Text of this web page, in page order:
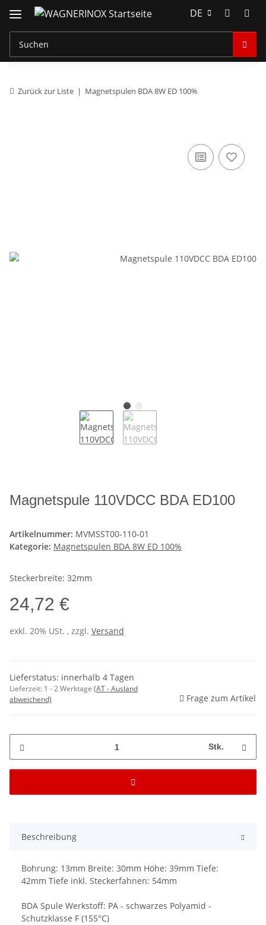
DE
Zurück zur Liste Magnetspulen BDA 8W ED 100%
Magnetspule 110VDCC BDA ED100
Artikelnummer: MVMSST00-110-01
Kategorie: Magnetspulen BDA 8W ED 100%
Steckerbreite: 32mm
24,72 €
exkl. 20% USt. , zzgl. Versand
Lieferstatus: innerhalb 4 Tagen
Lieferzeit: 1 - 2 Werktage (AT - Ausland
abweichend)
Frage zum Artikel
Stk.
Beschreibung
Bohrung: 13mm Breite: 30mm Höhe: 39mm Tiefe:
42mm Tiefe inkl. Steckerfahnen: 54mm
BDA Spule Werkstoff: PA - schwarzes Polyamid -
Schutzklasse F (155°C)